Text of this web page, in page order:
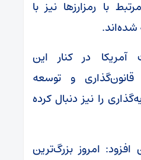
با رمزارزها نیز با
در کنار این
و توسعه
را نیز دنبال کرده
امروز بزرگ‌ترین